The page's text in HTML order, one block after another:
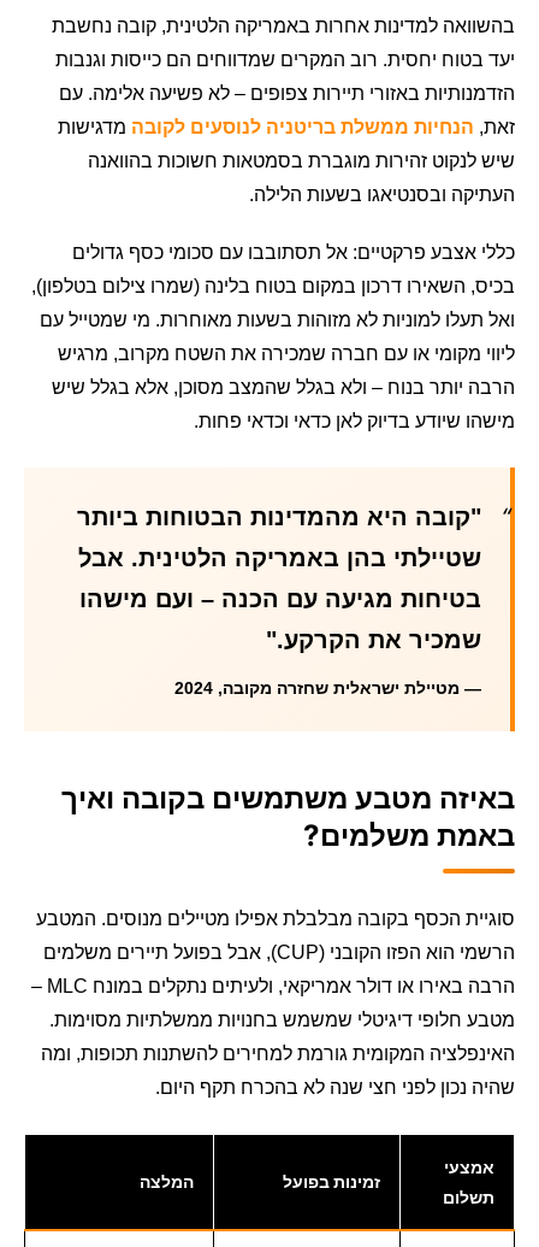
בהשוואה למדינות אחרות באמריקה הלטינית, קובה נחשבת
יעד בטוח יחסית. רוב המקרים שמדווחים הם כייסות וגנבות
הזדמנותיות באזורי תיירות צפופים – לא פשיעה אלימה. עם
זאת, הנחיות ממשלת בריטניה לנוסעים לקובה מדגישות
שיש לנקוט זהירות מוגברת בסמטאות חשוכות בהוואנה
העתיקה ובסנטיאגו בשעות הלילה.
כללי אצבע פרקטיים: אל תסתובבו עם סכומי כסף גדולים
בכיס, השאירו דרכון במקום בטוח בלינה (שמרו צילום בטלפון),
ואל תעלו למוניות לא מזוהות בשעות מאוחרות. מי שמטייל עם
ליווי מקומי או עם חברה שמכירה את השטח מקרוב, מרגיש
הרבה יותר בנוח – ולא בגלל שהמצב מסוכן, אלא בגלל שיש
מישהו שיודע בדיוק לאן כדאי וכדאי פחות.
"קובה היא מהמדינות הבטוחות ביותר
שטיילתי בהן באמריקה הלטינית. אבל
בטיחות מגיעה עם הכנה – ועם מישהו
שמכיר את הקרקע."
— מטיילת ישראלית שחזרה מקובה, 2024
באיזה מטבע משתמשים בקובה ואיך
באמת משלמים?
סוגיית הכסף בקובה מבלבלת אפילו מטיילים מנוסים. המטבע
הרשמי הוא הפזו הקובני (CUP), אבל בפועל תיירים משלמים
הרבה באירו או דולר אמריקאי, ולעיתים נתקלים במונח MLC –
מטבע חלופי דיגיטלי שמשמש בחנויות ממשלתיות מסוימות.
האינפלציה המקומית גורמת למחירים להשתנות תכופות, ומה
שהיה נכון לפני חצי שנה לא בהכרח תקף היום.
אמצעי
תשלום
זמינות בפועל המלצה